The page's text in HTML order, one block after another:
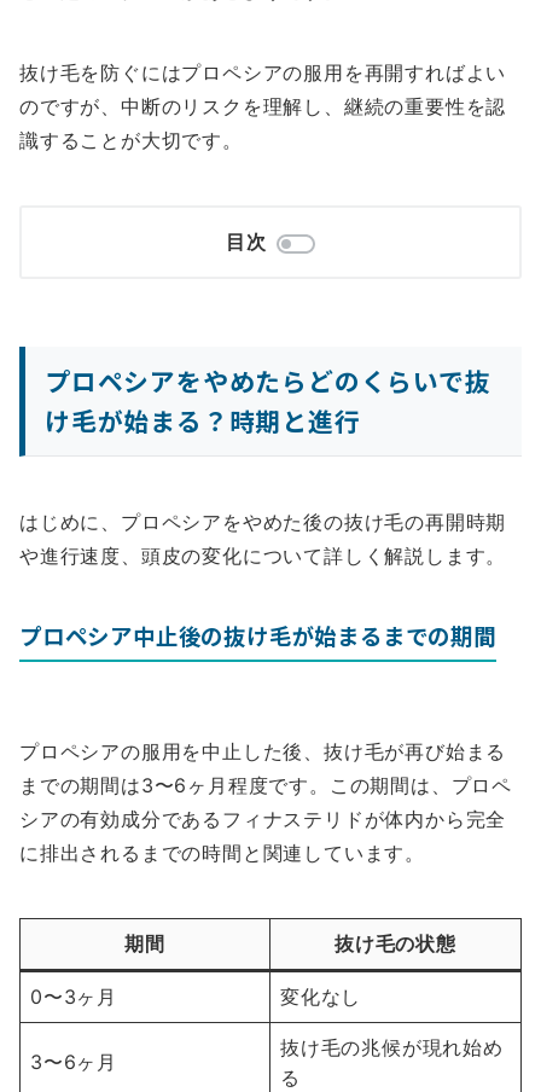
抜け毛を防ぐにはプロペシアの服用を再開すればよい
のですが、中断のリスクを理解し、継続の重要性を認
識することが大切です。
目次
プロペシアをやめたらどのくらいで抜
け毛が始まる？時期と進行
はじめに、プロペシアをやめた後の抜け毛の再開時期
や進行速度、頭皮の変化について詳しく解説します。
プロペシア中止後の抜け毛が始まるまでの期間
プロペシアの服用を中止した後、抜け毛が再び始まる
までの期間は3〜6ヶ月程度です。この期間は、プロペ
シアの有効成分であるフィナステリドが体内から完全
に排出されるまでの時間と関連しています。
期間 抜け毛の状態
0〜3ヶ月 変化なし
3〜6ヶ月
抜け毛の兆候が現れ始め
る